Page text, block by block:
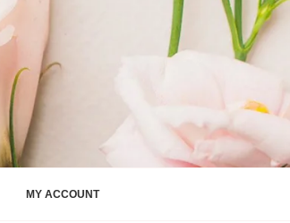
MY ACCOUNT